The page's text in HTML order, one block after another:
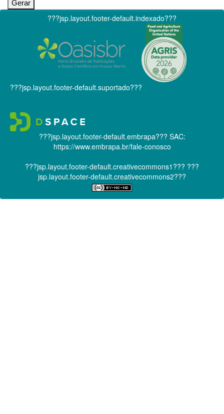
???jsp.layout.footer-default.indexado???
???jsp.layout.footer-default.suportado???
???jsp.layout.footer-default.embrapa??? SAC:
https://www.embrapa.br/fale-conosco
???jsp.layout.footer-default.creativecommons1??? ???
jsp.layout.footer-default.creativecommons2???